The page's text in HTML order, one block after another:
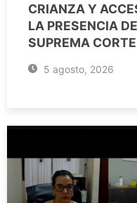
CRIANZA Y
LA PRESENCIA
SUPREMA
5 agosto, 2026